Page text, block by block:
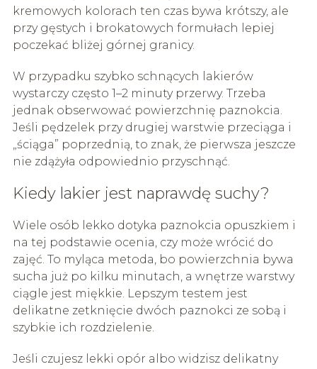
kremowych kolorach ten czas bywa krótszy, ale
przy gęstych i brokatowych formułach lepiej
poczekać bliżej górnej granicy.
W przypadku szybko schnących lakierów
wystarczy często 1–2 minuty przerwy. Trzeba
jednak obserwować powierzchnię paznokcia.
Jeśli pędzelek przy drugiej warstwie przeciąga i
„ściąga” poprzednią, to znak, że pierwsza jeszcze
nie zdążyła odpowiednio przyschnąć.
Kiedy lakier jest naprawdę suchy?
Wiele osób lekko dotyka paznokcia opuszkiem i
na tej podstawie ocenia, czy może wrócić do
zajęć. To myląca metoda, bo powierzchnia bywa
sucha już po kilku minutach, a wnętrze warstwy
ciągle jest miękkie. Lepszym testem jest
delikatne zetknięcie dwóch paznokci ze sobą i
szybkie ich rozdzielenie.
Jeśli czujesz lekki opór albo widzisz delikatny